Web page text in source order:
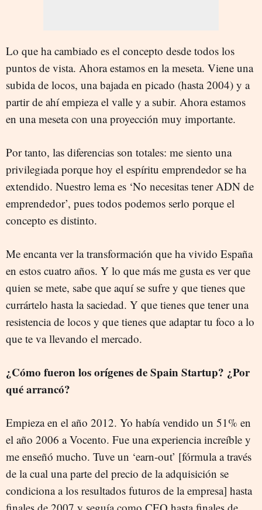
Lo que ha cambiado es el concepto desde todos los
puntos de vista. Ahora estamos en la meseta. Viene una
subida de locos, una bajada en picado (hasta 2004) y a
partir de ahí empieza el valle y a subir. Ahora estamos
en una meseta con una proyección muy importante.
Por tanto, las diferencias son totales: me siento una
privilegiada porque hoy el espíritu emprendedor se ha
extendido. Nuestro lema es ‘No necesitas tener ADN de
emprendedor’, pues todos podemos serlo porque el
concepto es distinto.
Me encanta ver la transformación que ha vivido España
en estos cuatro años. Y lo que más me gusta es ver que
quien se mete, sabe que aquí se sufre y que tienes que
currártelo hasta la saciedad. Y que tienes que tener una
resistencia de locos y que tienes que adaptar tu foco a lo
que te va llevando el mercado.
¿Cómo fueron los orígenes de Spain Startup? ¿Por
qué arrancó?
Empieza en el año 2012. Yo había vendido un 51% en
el año 2006 a Vocento. Fue una experiencia increíble y
me enseñó mucho. Tuve un ‘earn-out’ [fórmula a través
de la cual una parte del precio de la adquisición se
condiciona a los resultados futuros de la empresa] hasta